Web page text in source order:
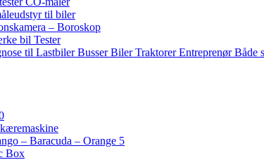
til biler
– Boroskop
bil Tester
til Lastbiler Busser Biler Traktorer Entreprenør Både
– Baracuda – Orange 5
Box